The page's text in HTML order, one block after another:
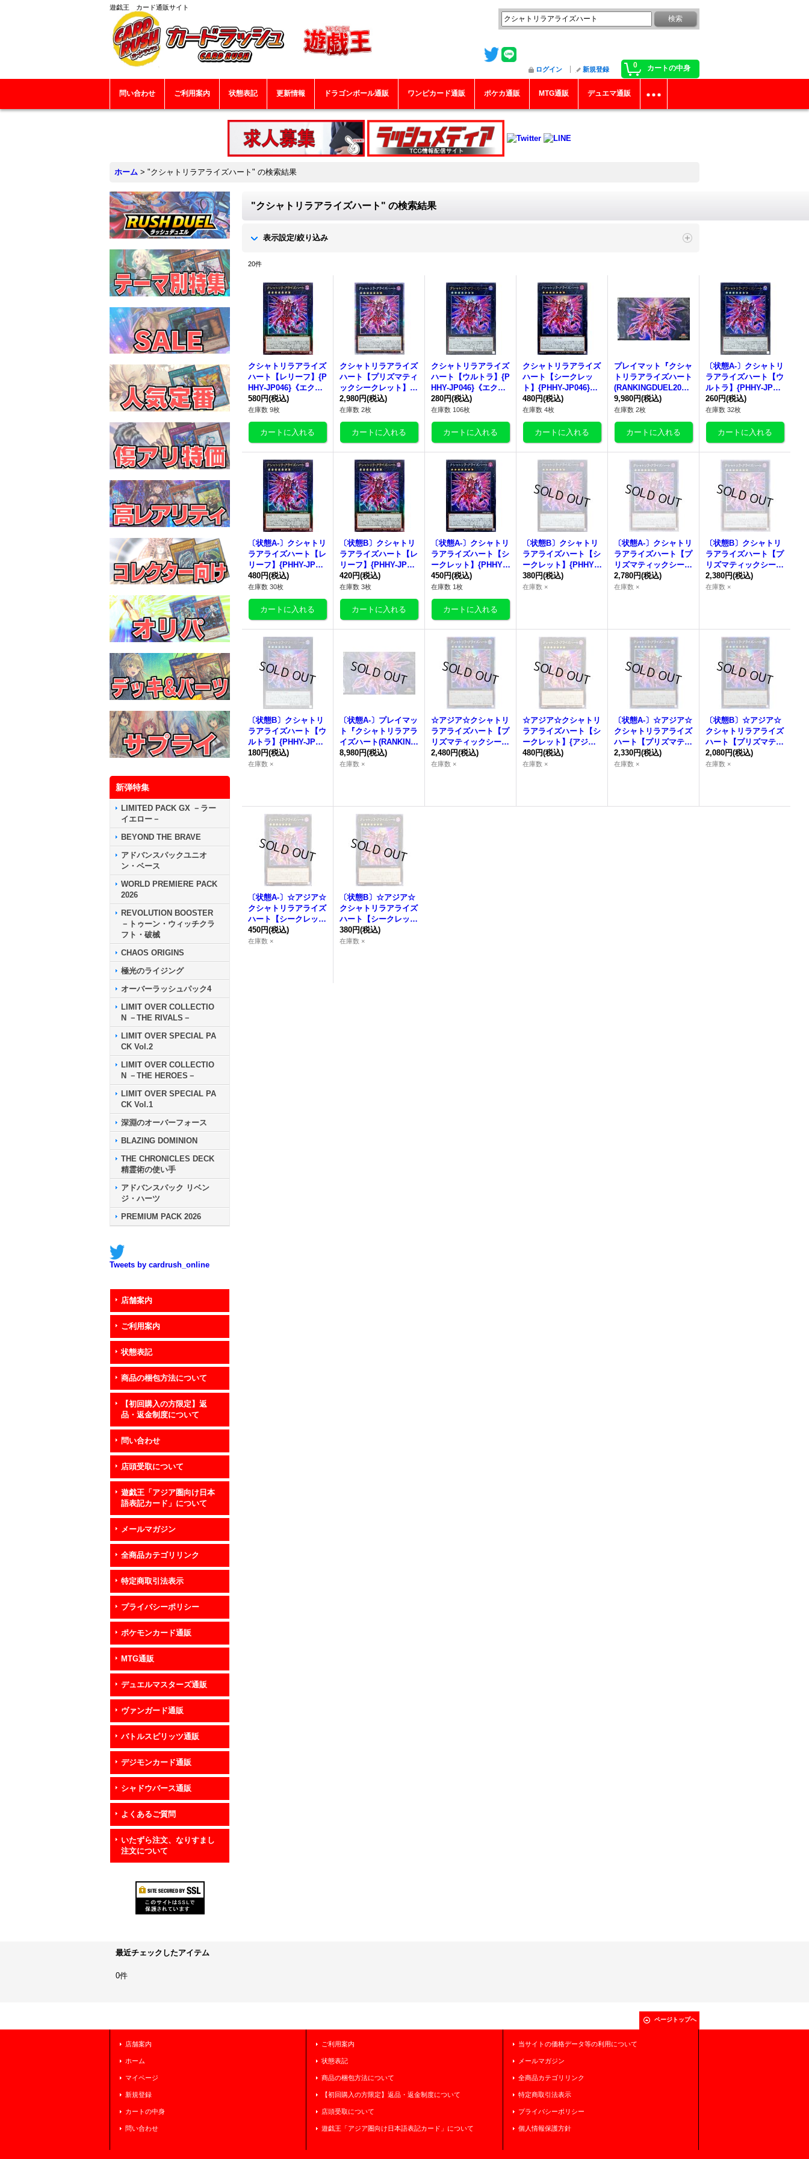
遊戯王 カード通販サイト
0 カートの中身
ログイン 新規登録
問い合わせ ご利用案内 状態表記 更新情報 ドラゴンボール通販 ワンピカード通販 ポケカ通販 MTG通販 デュエマ通販
ホーム > "クシャトリラアライズハート" の検索結果
新弾特集
LIMITED PACK GX －ラー
イエロー－
BEYOND THE BRAVE
アドバンスパックユニオ
ン・ベース
WORLD PREMIERE PACK
2026
REVOLUTION BOOSTER
－トゥーン・ウィッチクラ
フト・破械
CHAOS ORIGINS
極光のライジング
オーバーラッシュパック4
LIMIT OVER COLLECTIO
N －THE RIVALS－
LIMIT OVER SPECIAL PA
CK Vol.2
LIMIT OVER COLLECTIO
N －THE HEROES－
LIMIT OVER SPECIAL PA
CK Vol.1
深淵のオーバーフォース
BLAZING DOMINION
THE CHRONICLES DECK
精霊術の使い手
アドバンスパック リベン
ジ・ハーツ
PREMIUM PACK 2026
Tweets by cardrush_online
店舗案内
ご利用案内
状態表記
商品の梱包方法について
【初回購入の方限定】返
品・返金制度について
問い合わせ
店頭受取について
遊戯王「アジア圏向け日本
語表記カード」について
メールマガジン
全商品カテゴリリンク
特定商取引法表示
プライバシーポリシー
ポケモンカード通販
MTG通販
デュエルマスターズ通販
ヴァンガード通販
バトルスピリッツ通販
デジモンカード通販
シャドウバース通販
よくあるご質問
いたずら注文、なりすまし
注文について
"クシャトリラアライズハート" の検索結果
表示設定/絞り込み
20件
クシャトリラアライズ
ハート
【レリーフ】{P
HHY-JP046}《エクシ
ーズ》
580円(税込)
在庫数 9枚
クシャトリラアライズ
ハート
【プリズマティ
ックシークレット】{P
HHY-JP046}《エクシ
ーズ》
2,980円(税込)
在庫数 2枚
クシャトリラアライズ
ハート
【ウルトラ】{P
HHY-JP046}《エクシ
ーズ》
280円(税込)
在庫数 106枚
クシャトリラアライズ
ハート
【シークレッ
ト】{PHHY-JP046}
《エクシーズ》
480円(税込)
在庫数 4枚
プレイマット『クシャ
トリラアライズハート
(RANKINGDUEL2022-
3rd-)』【-】{-}《プレ
イマット》
9,980円(税込)
在庫数 2枚
〔状態A-〕 クシャトリ
ラアライズハート
【ウ
ルトラ】{PHHY-JP04
6}《エクシーズ》
260円(税込)
在庫数 32枚
〔状態A-〕 クシャトリ
ラアライズハート
【レ
リーフ】{PHHY-JP04
6}《エクシーズ》
480円(税込)
在庫数 30枚
〔状態B〕 クシャトリ
ラアライズハート
【レ
リーフ】{PHHY-JP04
6}《エクシーズ》
420円(税込)
在庫数 3枚
〔状態A-〕 クシャトリ
ラアライズハート
【シ
ークレット】{PHHY-J
P046}《エクシーズ》
450円(税込)
在庫数 1枚
〔状態B〕 クシャトリ
ラアライズハート
【シ
ークレット】{PHHY-J
P046}《エクシーズ》
380円(税込)
在庫数 ×
〔状態A-〕 クシャトリ
ラアライズハート
【プ
リズマティックシーク
レット】{PHHY-JP04
6}《エクシーズ》
2,780円(税込)
在庫数 ×
〔状態B〕 クシャトリ
ラアライズハート
【プ
リズマティックシーク
レット】{PHHY-JP04
6}《エクシーズ》
2,380円(税込)
在庫数 ×
〔状態B〕 クシャトリ
ラアライズハート
【ウ
ルトラ】{PHHY-JP04
6}《エクシーズ》
180円(税込)
在庫数 ×
〔状態A-〕プレイマッ
ト『クシャトリラアラ
イズハート(RANKING
DUEL2022-3rd-)』
【-】{-}《プレイマッ
8,980円(税込)
在庫数 ×
☆アジア☆クシャトリ
ラアライズハート
【プ
リズマティックシーク
レット】{アジアPHHY
-JP046}《エクシー
2,480円(税込)
在庫数 ×
☆アジア☆クシャトリ
ラアライズハート
【シ
ークレット】{アジアP
HHY-JP046}《エクシ
ーズ》
480円(税込)
在庫数 ×
〔状態A-〕☆アジア☆
クシャトリラアライズ
ハート
【プリズマティ
ックシークレット】
{アジアPHHY-JP046}
2,330円(税込)
在庫数 ×
〔状態B〕☆アジア☆
クシャトリラアライズ
ハート
【プリズマティ
ックシークレット】
{アジアPHHY-JP046}
2,080円(税込)
在庫数 ×
〔状態A-〕☆アジア☆
クシャトリラアライズ
ハート
【シークレッ
ト】{アジアPHHY-JP
046}《エクシーズ》
450円(税込)
在庫数 ×
〔状態B〕☆アジア☆
クシャトリラアライズ
ハート
【シークレッ
ト】{アジアPHHY-JP
046}《エクシーズ》
380円(税込)
在庫数 ×
最近チェックしたアイテム
0件
ページトップへ
店舗案内
ホーム
マイページ
新規登録
カートの中身
問い合わせ
ご利用案内
状態表記
商品の梱包方法について
【初回購入の方限定】返品・返金制度について
店頭受取について
遊戯王「アジア圏向け日本語表記カード」について
当サイトの価格データ等の利用について
メールマガジン
全商品カテゴリリンク
特定商取引法表示
プライバシーポリシー
個人情報保護方針